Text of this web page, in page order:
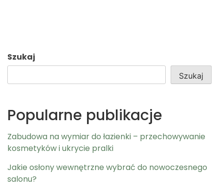
Szukaj
Szukaj
Popularne publikacje
Zabudowa na wymiar do łazienki – przechowywanie
kosmetyków i ukrycie pralki
Jakie osłony wewnętrzne wybrać do nowoczesnego
salonu?